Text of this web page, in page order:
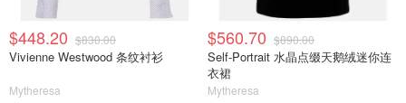
$448.20 $830.00
Vivienne Westwood 条纹衬衫
Mytheresa
$560.70 $890.00
Self-Portrait 水晶点缀天鹅绒迷你连
衣裙
Mytheresa